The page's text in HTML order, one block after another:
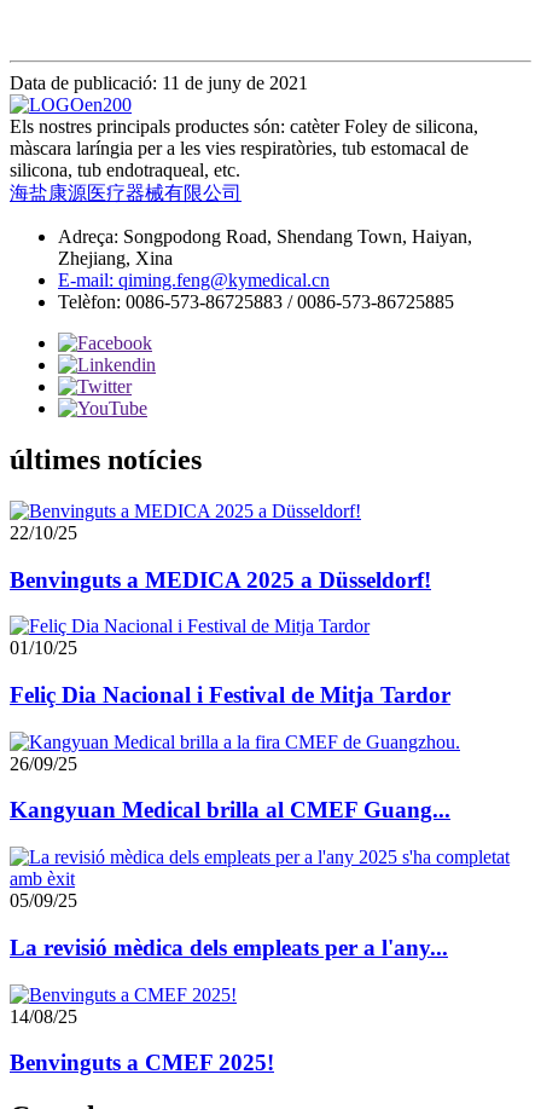
Data de publicació: 11 de juny de 2021
Els nostres principals productes són: catèter Foley de silicona,
màscara laríngia per a les vies respiratòries, tub estomacal de
silicona, tub endotraqueal, etc.
海盐康源医疗器械有限公司
Adreça: Songpodong Road, Shendang Town, Haiyan,
Zhejiang, Xina
E-mail: qiming.feng@kymedical.cn
Telèfon: 0086-573-86725883 / 0086-573-86725885
últimes notícies
22/10/25
Benvinguts a MEDICA 2025 a Düsseldorf!
01/10/25
Feliç Dia Nacional i Festival de Mitja Tardor
26/09/25
Kangyuan Medical brilla al CMEF Guang...
05/09/25
La revisió mèdica dels empleats per a l'any...
14/08/25
Benvinguts a CMEF 2025!